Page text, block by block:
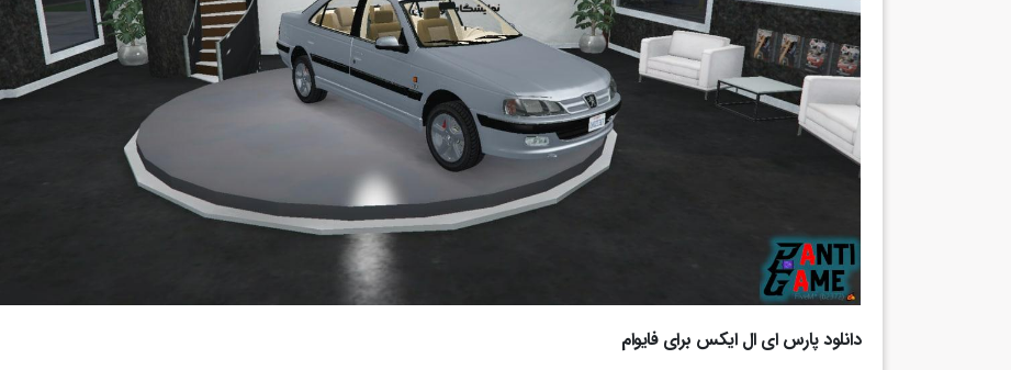
دانلود پارس ای ال ایکس برای فایوام